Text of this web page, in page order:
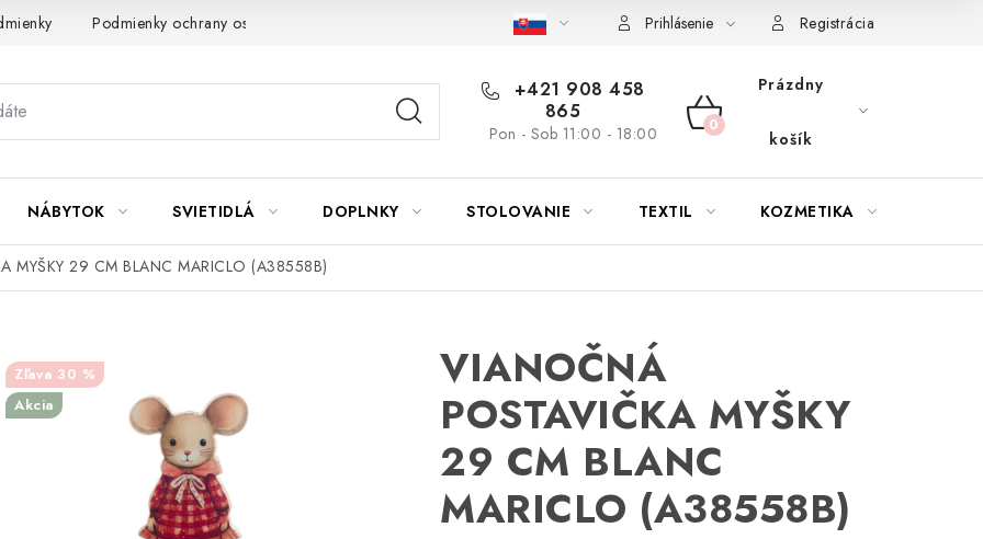
Podmienky ochrany osobných údajov Návod na údržbu nábytku Reklamačný poriadok Pravidlá zliav a akcií
Prihlásenie Registrácia
+421 908 458
865
Pon - Sob 11:00 - 18:00
NÁKUPNÝ
Prázdny
košík
NÁBYTOK SVIETIDLÁ DOPLNKY STOLOVANIE TEXTIL KOZMETIKA
MYŠKY 29 CM BLANC MARICLO (A38558B)
VIANOČNÁ
POSTAVIČKA MYŠKY
29 CM BLANC
MARICLO (A38558B)
30 %
Akcia